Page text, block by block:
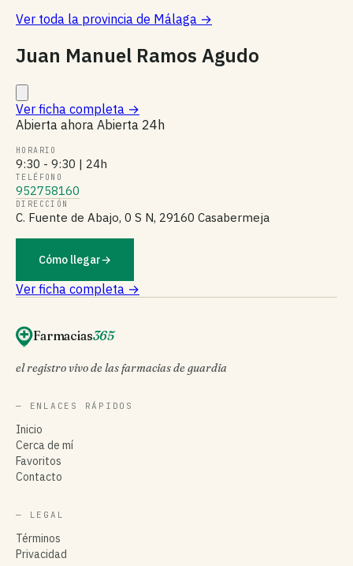
Ver toda la provincia de Málaga →
Juan Manuel Ramos Agudo
Ver ficha completa →
Abierta ahora Abierta 24h
HORARIO
9:30 - 9:30 | 24h
TELÉFONO
952758160
DIRECCIÓN
C. Fuente de Abajo, 0 S N, 29160 Casabermeja
Cómo llegar→
Ver ficha completa →
Farmacias365
el registro vivo de las farmacias de guardia
— ENLACES RÁPIDOS
Inicio
Cerca de mí
Favoritos
Contacto
— LEGAL
Términos
Privacidad